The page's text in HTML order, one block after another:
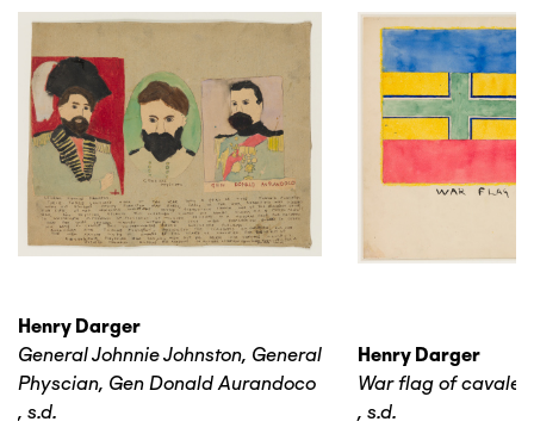
Henry Darger
General Johnnie Johnston, General
Physcian, Gen Donald Aurandoco
, s.d.
Henry Darger
War flag of
, s.d.